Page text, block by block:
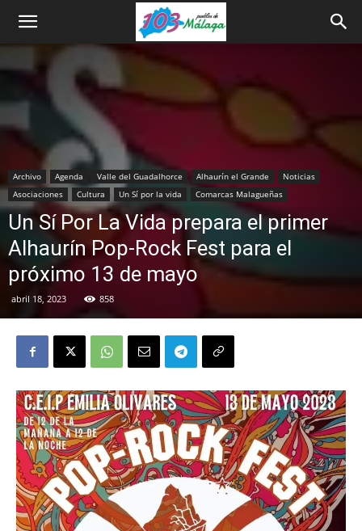
Archivo Agenda Valle del Guadalhorce Alhaurín el Grande
Noticias
Asociaciones
Cultura Un Sí por la vida Comarcas Malagueñas
Un Sí Por La Vida prepara el primer
Alhaurín Pop-Rock Fest para el
próximo 13 de mayo
abril 18, 2023 858